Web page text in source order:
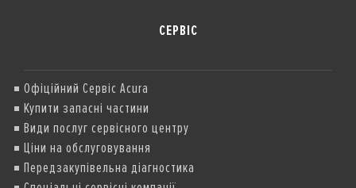
СЕРВІС
Офіційний Сервіс Acura
Купити запасні частини
Види послуг сервісного центру
Ціни на обслуговування
Передзакупівельна діагностика